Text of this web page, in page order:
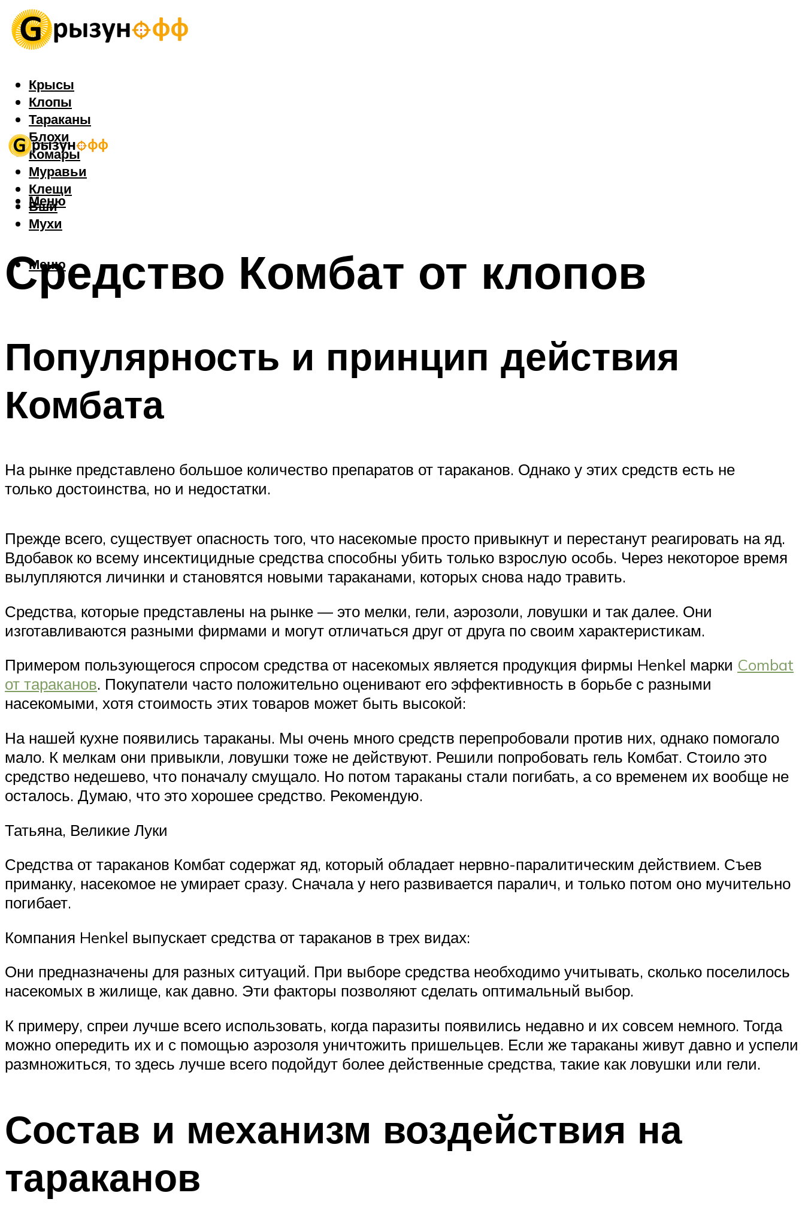
Крысы
Клопы
Тараканы
Блохи
Комары
Муравьи
Клещи
Вши
Мухи
Меню
Меню
Средство Комбат от клопов
Популярность и принцип действия
Комбата
На рынке представлено большое количество препаратов от тараканов. Однако у этих средств есть не
только достоинства, но и недостатки.
Прежде всего, существует опасность того, что насекомые просто привыкнут и перестанут реагировать на яд.
Вдобавок ко всему инсектицидные средства способны убить только взрослую особь. Через некоторое время
вылупляются личинки и становятся новыми тараканами, которых снова надо травить.
Средства, которые представлены на рынке — это мелки, гели, аэрозоли, ловушки и так далее. Они
изготавливаются разными фирмами и могут отличаться друг от друга по своим характеристикам.
Примером пользующегося спросом средства от насекомых является продукция фирмы Henkel марки Combat
от тараканов. Покупатели часто положительно оценивают его эффективность в борьбе с разными
насекомыми, хотя стоимость этих товаров может быть высокой:
На нашей кухне появились тараканы. Мы очень много средств перепробовали против них, однако помогало
мало. К мелкам они привыкли, ловушки тоже не действуют. Решили попробовать гель Комбат. Стоило это
средство недешево, что поначалу смущало. Но потом тараканы стали погибать, а со временем их вообще не
осталось. Думаю, что это хорошее средство. Рекомендую.
Татьяна, Великие Луки
Средства от тараканов Комбат содержат яд, который обладает нервно-паралитическим действием. Съев
приманку, насекомое не умирает сразу. Сначала у него развивается паралич, и только потом оно мучительно
погибает.
Компания Henkel выпускает средства от тараканов в трех видах:
Они предназначены для разных ситуаций. При выборе средства необходимо учитывать, сколько поселилось
насекомых в жилище, как давно. Эти факторы позволяют сделать оптимальный выбор.
К примеру, спреи лучше всего использовать, когда паразиты появились недавно и их совсем немного. Тогда
можно опередить их и с помощью аэрозоля уничтожить пришельцев. Если же тараканы живут давно и успели
размножиться, то здесь лучше всего подойдут более действенные средства, такие как ловушки или гели.
Состав и механизм воздействия на
тараканов